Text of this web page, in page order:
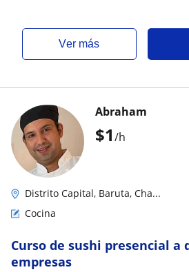
ver más
$1/h
Abraham
Distrito Capital, Baruta, Cha...
Cocina
Curso de sushi presencial a
empresas